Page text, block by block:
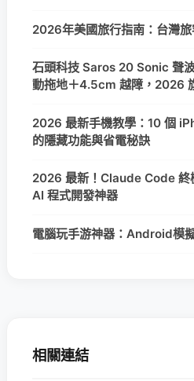
2026年美國旅行指南：台灣
石頭科技 Saros 20 Sonic 聲
動拖地＋4.5cm 越障，2026
2026 最新手機教學：10 個
的隱藏功能與省電秘訣
2026 最新！Claude Code 終
AI 程式開發神器
電腦玩手游神器：Android模
相關連結